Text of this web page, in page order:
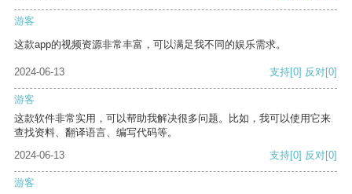
游客
这款app的视频资源非常丰富，可以满足我不同的娱乐需求。
2024-06-13 支持[0] 反对[0]
游客
这款软件非常实用，可以帮助我解决很多问题。比如，我可以使用它来
查找资料、翻译语言、编写代码等。
2024-06-13
支持[0] 反对[0]
游客